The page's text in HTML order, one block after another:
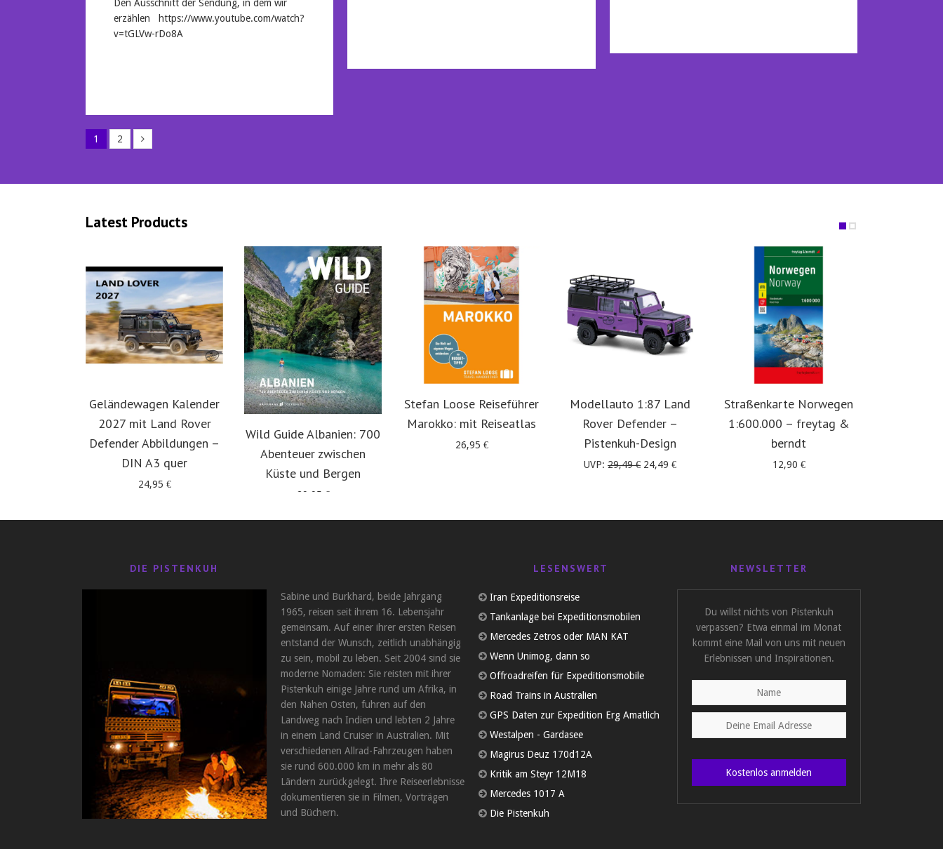
Den Ausschnitt der Sendung, in dem wir
erzählen https://www.youtube.com/watch?
v=tGLVw-rDo8A
1 2
Latest Products
Geländewagen Kalender
2027 mit Land Rover
Defender Abbildungen –
DIN A3 quer
24,95 €
Wild Guide Albanien: 700
Abenteuer zwischen
Küste und Bergen
29,95 €
Stefan Loose Reiseführer
Marokko: mit Reiseatlas
26,95 €
Modellauto 1:87 Land
Rover Defender –
Pistenkuh-Design
UVP: 29,49€ Ursprünglicher
24,49 €Aktueller
Straßenkarte Norwegen
1:600.000 – freytag &
berndt
12,90 €
DIE PISTENKUH
Sabine und Burkhard, beide Jahrgang
1965, reisen seit ihrem 16. Lebensjahr
gemeinsam. Auf einer ihrer ersten Reisen
entstand der Wunsch, zeitlich unabhängig
zu sein, mobil zu leben. Seit 2004 sind sie
moderne Nomaden: Sie reisten mit ihrer
Pistenkuh einige Jahre rund um Afrika, in
den Nahen Osten, fuhren auf den
Landweg nach Indien und lebten 2 Jahre
in einem Land Cruiser in Australien. Mit
verschiedenen Allrad-Fahrzeugen haben
sie rund 600.000 km in mehr als 80
Ländern zurückgelegt. Ihre Reiseerlebnisse
dokumentieren sie in Filmen, Vorträgen
und Büchern.
LESENSWERT
Iran Expeditionsreise
Tankanlage bei Expeditionsmobilen
Mercedes Zetros oder MAN KAT
Wenn Unimog, dann so
Offroadreifen für Expeditionsmobile
Road Trains in Australien
GPS Daten zur Expedition Erg Amatlich
Westalpen - Gardasee
Magirus Deuz 170d12A
Kritik am Steyr 12M18
Mercedes 1017 A
Die Pistenkuh
NEWSLETTER
Du willst nichts von Pistenkuh
verpassen? Etwa einmal im Monat
kommt eine Mail von uns mit neuen
Erlebnissen und Inspirationen.
Kostenlos anmelden